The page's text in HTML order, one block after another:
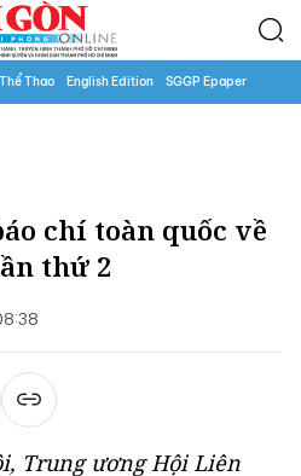
Thao English Edition SGGP Epaper
chí toàn quốc về
thứ 2
Trung ương Hội Liên